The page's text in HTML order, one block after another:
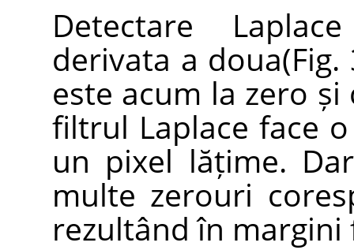
Detectare
derivata a
este acum la zero
filtrul Laplace face
un pixel lățime.
multe zerouri
rezultând în margini